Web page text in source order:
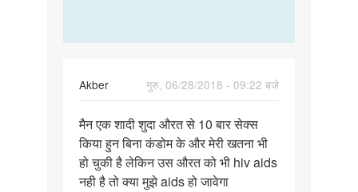
Akber
गुरु, 06/28/2018 - 09:22 बजे
मैन
एक
शादी
शुदा
मैन एक शादी शुदा औरत से 10 बार सेक्स
किया हुन बिना कंडोम के और मेरी खतना भी
हो चुकी है लेकिन उस औरत को भी hiv aids
नही है तो क्या मुझे aids हो जावेगा